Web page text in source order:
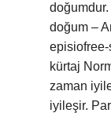
doğum –
kürtaj
zaman
iyileşir.